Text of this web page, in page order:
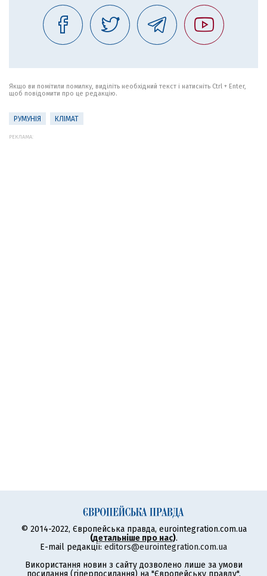
Якщо ви помітили помилку, виділіть необхідний текст і натисніть Ctrl + Enter,
щоб повідомити про це редакцію.
РУМУНІЯ КЛІМАТ
РЕКЛАМА:
© 2014-2022, Європейська правда, eurointegration.com.ua
(детальніше про нас).
E-mail редакції: editors@eurointegration.com.ua
Використання новин з сайту дозволено лише за умови
посилання (гіперпосилання) на "Європейську правду",